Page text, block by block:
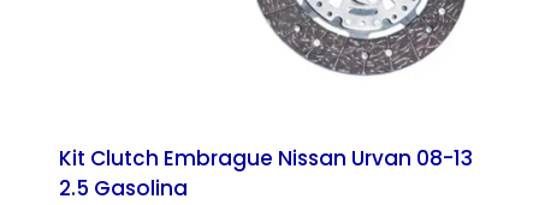
Kit Clutch Embrague Nissan Urvan 08-13
2.5 Gasolina